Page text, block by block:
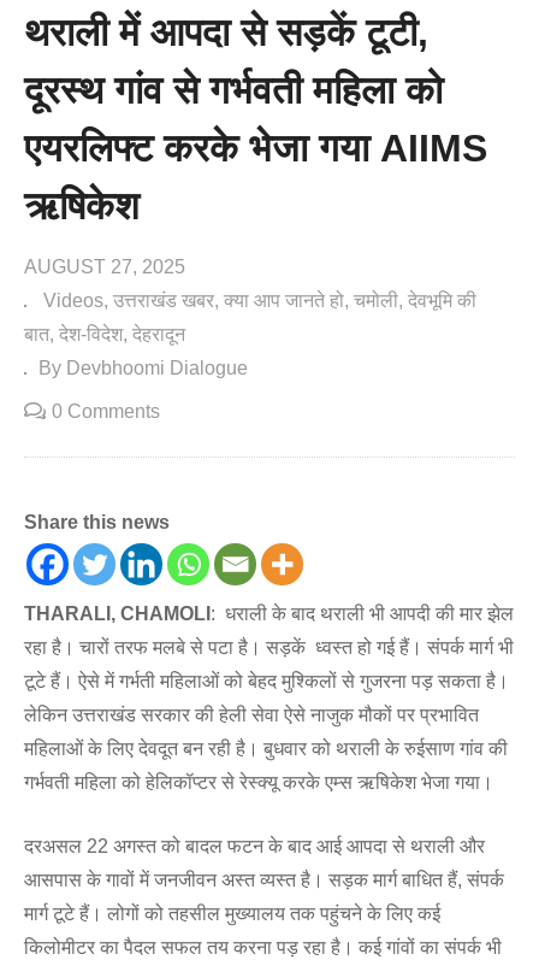
थराली में आपदा से सड़कें टूटी,
दूरस्थ गांव से गर्भवती महिला को
एयरलिफ्ट करके भेजा गया AIIMS
ऋषिकेश
AUGUST 27, 2025
Videos उत्तराखंड खबर क्या आप जानते हो चमोली देवभूमि की
बात देश-विदेश देहरादून
By Devbhoomi Dialogue
0 Comments
Share this news
THARALI, CHAMOLI : धराली के बाद थराली भी आपदी की मार झेल
रहा है। चारों तरफ मलबे से पटा है। सड़कें ध्वस्त हो गई हैं। संपर्क मार्ग भी
टूटे हैं। ऐसे में गर्भती महिलाओं को बेहद मुश्किलों से गुजरना पड़ सकता है।
लेकिन उत्तराखंड सरकार की हेली सेवा ऐसे नाजुक मौकों पर प्रभावित
महिलाओं के लिए देवदूत बन रही है। बुधवार को थराली के रुईसाण गांव की
गर्भवती महिला को हेलिकॉप्टर से रेस्क्यू करके एम्स ऋषिकेश भेजा गया।
दरअसल 22 अगस्त को बादल फटन के बाद आई आपदा से थराली और
आसपास के गावों में जनजीवन अस्त व्यस्त है। सड़क मार्ग बाधित हैं, संपर्क
मार्ग टूटे हैं। लोगों को तहसील मुख्यालय तक पहुंचने के लिए कई
किलोमीटर का पैदल सफल तय करना पड़ रहा है। कई गांवों का संपर्क भी